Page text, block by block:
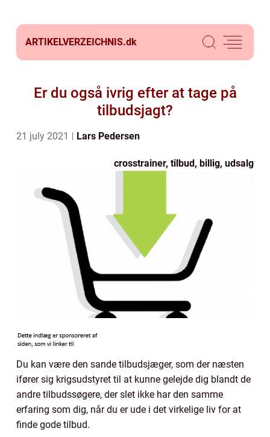
ARTIKELVERZEICHNIS.dk
Er du også ivrig efter at tage på
tilbudsjagt?
21 july 2021 Lars Pedersen
crosstrainer, tilbud, billig, udsalg
Du kan være den sande tilbudsjæger, som der næsten
ifører sig krigsudstyret til at kunne gelejde dig blandt de
andre tilbudssøgere, der slet ikke har den samme
erfaring som dig, når du er ude i det virkelige liv for at
finde gode tilbud.